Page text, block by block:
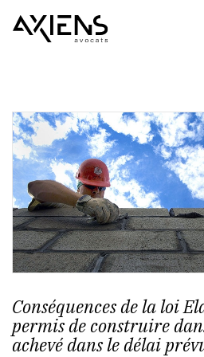
Conséquences de la loi
permis de construire
achevé dans le délai